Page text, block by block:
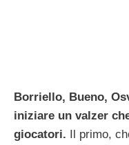
Borriello, Bueno,
iniziare un valzer
giocatori. Il primo,